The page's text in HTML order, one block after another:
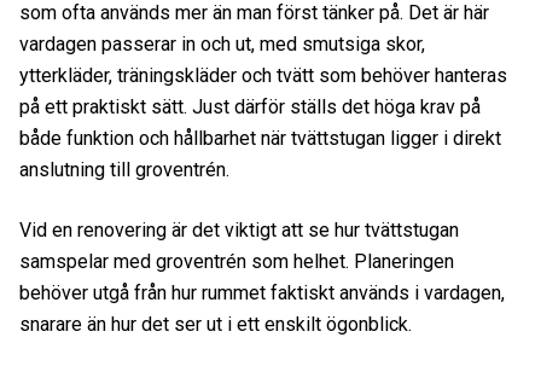
som ofta används mer än man först tänker på. Det är här
vardagen passerar in och ut, med smutsiga skor,
ytterkläder, träningskläder och tvätt som behöver hanteras
på ett praktiskt sätt. Just därför ställs det höga krav på
både funktion och hållbarhet när tvättstugan ligger i direkt
anslutning till groventrén.
Vid en renovering är det viktigt att se hur tvättstugan
samspelar med groventrén som helhet. Planeringen
behöver utgå från hur rummet faktiskt används i vardagen,
snarare än hur det ser ut i ett enskilt ögonblick.